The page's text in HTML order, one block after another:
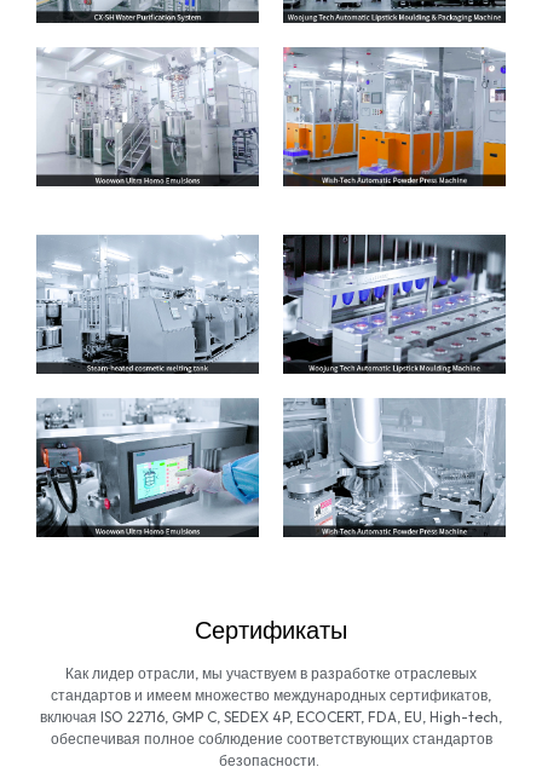
Сертификаты
Как лидер отрасли, мы участвуем в разработке отраслевых
стандартов и имеем множество международных сертификатов,
включая ISO 22716, GMP C, SEDEX 4P, ECOCERT, FDA, EU, High-tech,
обеспечивая полное соблюдение соответствующих стандартов
безопасности.